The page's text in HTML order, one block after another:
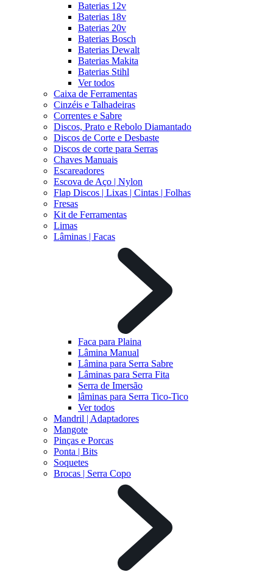
Baterias 12v
Baterias 18v
Baterias 20v
Baterias Bosch
Baterias Dewalt
Baterias Makita
Baterias Stihl
Ver todos
Caixa de Ferramentas
Cinzéis e Talhadeiras
Correntes e Sabre
Discos, Prato e Rebolo Diamantado
Discos de Corte e Desbaste
Discos de corte para Serras
Chaves Manuais
Escareadores
Escova de Aço | Nylon
Flap Discos | Lixas | Cintas | Folhas
Fresas
Kit de Ferramentas
Limas
Lâminas | Facas
Faca para Plaina
Lâmina Manual
Lâmina para Serra Sabre
Lâminas para Serra Fita
Serra de Imersão
lâminas para Serra Tico-Tico
Ver todos
Mandril | Adaptadores
Mangote
Pinças e Porcas
Ponta | Bits
Soquetes
Brocas | Serra Copo